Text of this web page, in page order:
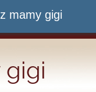
mamy gigi
gigi